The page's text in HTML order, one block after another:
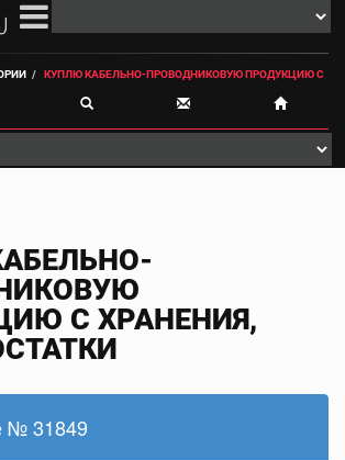
КУПЛЮ КАБЕЛЬНО-ПРОВОДНИКОВУЮ ПРОДУКЦИЮ С
С ХРАНЕНИЯ,
№ 31849